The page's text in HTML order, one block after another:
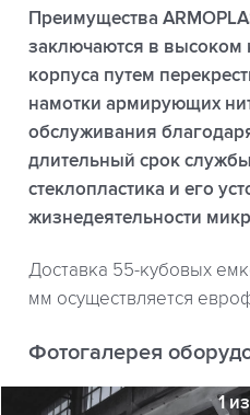
Преимущества
заключаются в высоком
корпуса путем
намотки армирующих
обслуживания
длительный срок
стеклопластика и его
жизнедеятельности
Доставка 55-кубовых
мм осуществляется
Фотогалерея
1